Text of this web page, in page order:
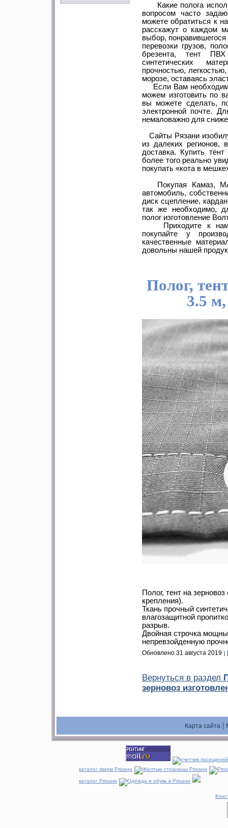
Какие полога
вопросом часто
можете обратиться к
расскажут о каждом
выбор,
перевозки грузов,
брезента, тент
синтетических
прочностью,
морозе, оставаясь
Если Вам
можем изготовить по
вы можете сделать,
электронной почте.
немаловажно для
Сайты Рязани
из далеких регионов,
доставка. Купить
более того реально
покупать «кота в
Покупая Камаз,
автомобиль,
диск сцепление,
так же необходимо,
полог изготовление
Приходите к нам
покупайте у
качественные
довольны нашей
Полог,
3.5
Полог, тент на
крепления).
Ткань прочный
влагозащитной
разрыв.
Двойная строчка
непревзойденную
Обновлено 31 августа 2019
Вернуться в раздел
зерновоз
Карта сайта
каталог фирм Рязани
каталог Рязани